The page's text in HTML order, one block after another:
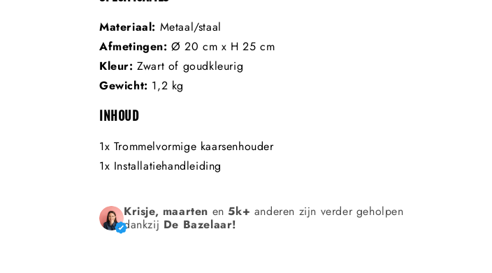
Materiaal: Metaal/staal
Afmetingen: Ø 20 cm x H 25 cm
Kleur: Zwart of goudkleurig
Gewicht: 1,2 kg
INHOUD
1x Trommelvormige kaarsenhouder
1x Installatiehandleiding
Krisje, maarten en5k+ anderen zijn verder geholpen
dankzij De Bazelaar!